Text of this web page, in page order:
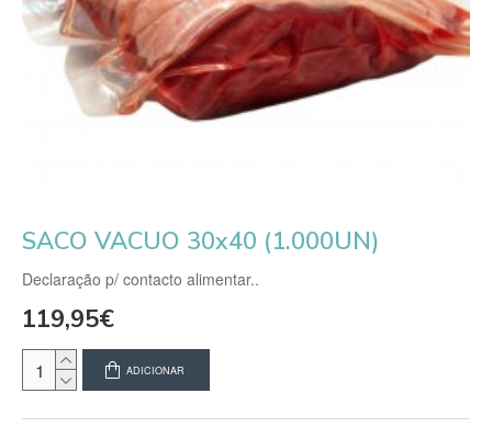
SACO VACUO 30x40 (1.000UN)
Declaração p/ contacto alimentar..
119,95€
ADICIONAR